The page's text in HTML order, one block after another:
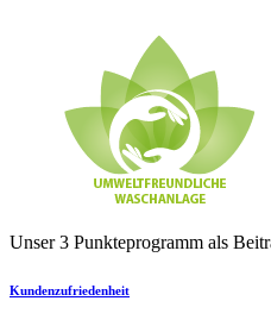
Unser 3 Punkteprogramm als
Kundenzufriedenheit